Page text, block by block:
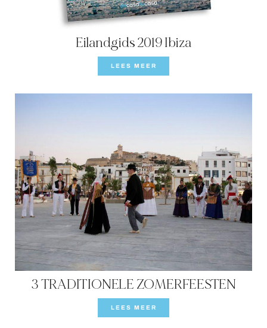
Eilandgids 2019 Ibiza
LEES MEER
3 TRADITIONELE ZOMERFEESTEN
LEES MEER